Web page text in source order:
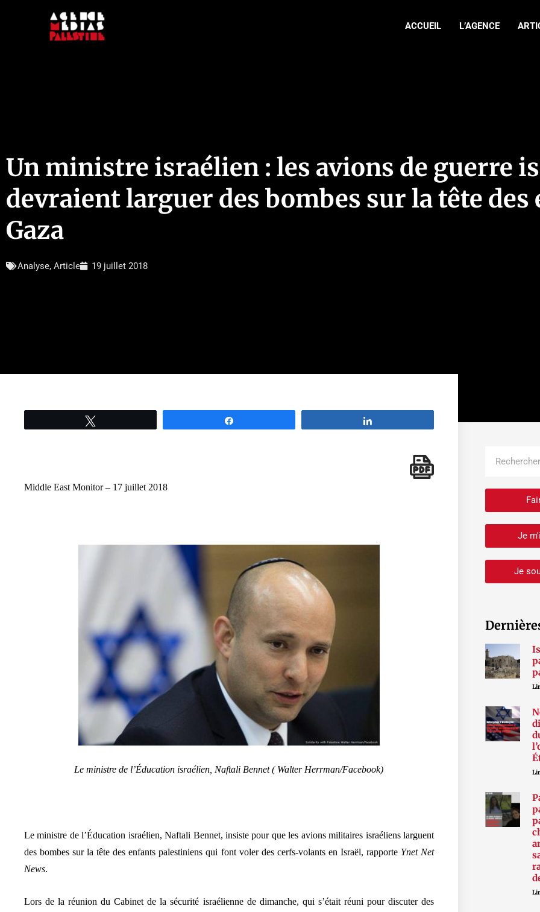
ACCUEIL L’AGENCE
Un ministre israélien : les avions de guerre
devraient larguer des bombes sur la tête des
Gaza
Analyse, Article 19 juillet 2018
Middle East Monitor – 17 juillet 2018
Le ministre de l’Éducation israélien, Naftali Bennet ( Walter Herrman/Facebook)
Le ministre de l’Éducation israélien, Naftali Bennet, insiste pour que les avions militaires israéliens larguent
des bombes sur la tête des enfants palestiniens qui font voler des cerfs-volants en Israël, rapporte Ynet Net
News.
Lors de la réunion du Cabinet de la sécurité israélienne de dimanche, qui s’était réuni pour discuter des
Je
Je